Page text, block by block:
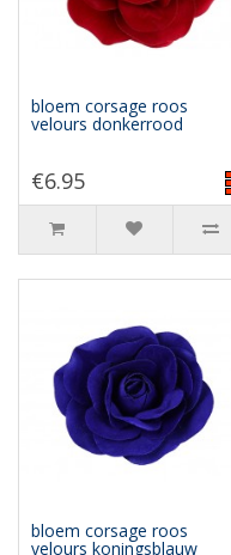
bloem corsage roos
velours donkerrood
€6.95
bloem corsage roos
velours koningsblauw